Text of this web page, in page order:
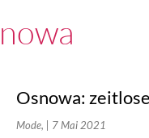
Osnowa:
Mode, | 7 Mai 2021